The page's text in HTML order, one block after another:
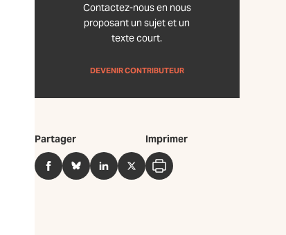
Contactez-nous en nous
proposant un sujet et un
texte court.
DEVENIR CONTRIBUTEUR
Partager
FacebookBlueSkyLinkedInTwitter
Imprimer
Imprimer